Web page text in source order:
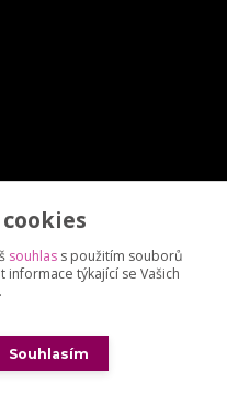
šíření našich fotek je chráněno
souhlas s použitím souborů
informace týkající se Vašich
Souhlasím